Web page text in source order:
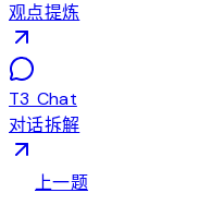
观点提炼
T3 Chat
对话拆解
上一题